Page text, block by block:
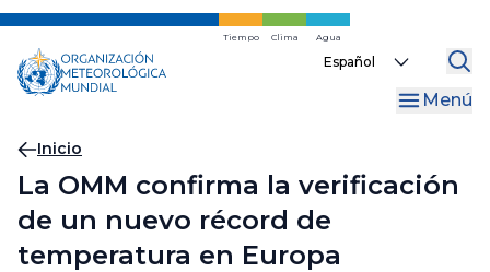
Ir
contenido
principal
Tiempo Clima Agua
Select
Menú
Migas
de
pan
Inicio
La OMM confirma la verificación
de un nuevo récord de
temperatura en Europa